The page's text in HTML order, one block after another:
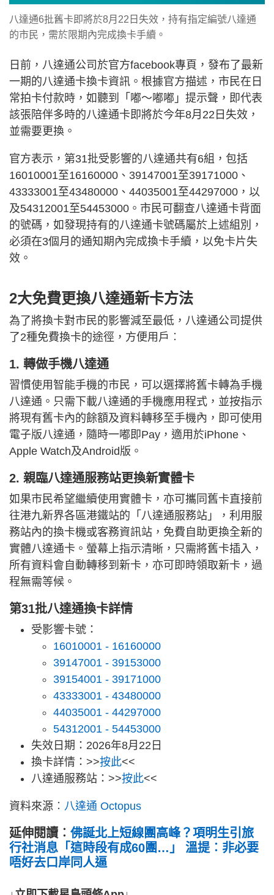
八達通6批舊卡即將於8月22日失效，持有指定編號八達通
的市民，需於限期內完成換卡手續。
日前，八達通公司於官方facebook專頁，發布了最新
一期的八達通卡換卡資訊。根據官方描述，市民在日
常拍卡付款時，如聽到「嘟～嘟嘟」提示聲，即代表
該張陪伴多時的八達通卡即將於今年8月22日失效，
並需要更換。
官方表示，第31批受影響的八達通共有6組，包括
16010001至16160000、39147001至39171000、
43333001至43480000、44035001至44297000，以
及54312001至54453000。市民可翻查八達通卡背面
的號碼，如發現持有的八達通卡號碼屬於上述組別，
必須在3個月的通知期內完成換卡手續，以免卡片失
效。
2大免費更換八達通新卡方法
為了將換卡對市民的影響減至最低，八達通公司提供
了2種免費換卡的途徑，方便用戶︰
1. 轉做手機八達通
習慣使用智能手機的市民，可以選擇將舊卡轉為手機
八達通。只需下載八達通的手機應用程式，並按指示
將現有舊卡內的餘額及資料轉移至手機內，即可使用
電子版八達通，隨時一嘟即Pay，適用於iPhone、
Apple Watch及Android版。
2. 親臨八達通服務站更換新實體卡
如果市民希望繼續使用實體卡，亦可攜同舊卡直接前
往港九新界各區港鐵站的「八達通服務站」，利用服
務站內的換卡機或客務資訊站，免費自助更換全新的
實體八達通卡。螢幕上指示清晰，只需將舊卡插入，
所有資料會自動轉移到新卡，亦可即時領取新卡，過
程無需等候。
第31批八達通換卡詳情
受影響卡號：
16010001 - 16160000
39147001 - 39153000
39154001 - 39171000
43333001 - 43480000
44035001 - 44297000
54312001 - 54453000
失效日期：2026年8月22日
換卡詳情：>>按此<<
八達通服務站：>>按此<<
資料來源︰ 八達通 Octopus
延伸閱讀︰ 佛誕北上短線團高峰？項明生引旅
行社消息「這時段有成60團…」 溫提︰非必要
唔好去口岸同人逼